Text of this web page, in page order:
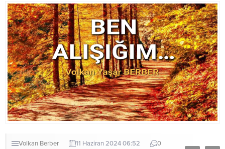
Volkan Berber 11 Haziran 2024 06:52 0